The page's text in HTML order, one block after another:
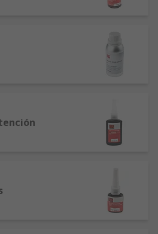
Loctite y Araldite,